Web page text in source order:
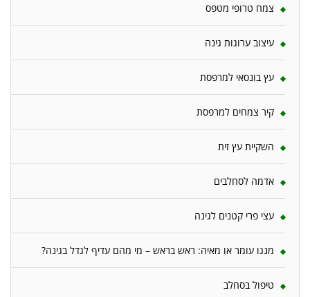
צמח טרופי מטפס
עיצוב ערוגות גינה
עץ בונסאי למרפסת
קיר צמחים למרפסת
השקיית עץ זית
אדמה לסחלבים
עצי פרי קטנים לגינה
מנגו עומר או מאיה: ראש בראש – מי מהם עדיף לגדל בגינה?
טיפול בסחלב